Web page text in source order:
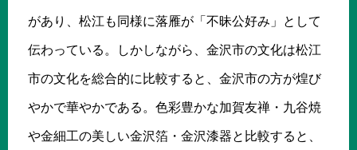
があり、松江も同様に落雁が「不昧公好み」として
伝わっている。しかしながら、金沢市の文化は松江
市の文化を総合的に比較すると、金沢市の方が煌び
やかで華やかである。色彩豊かな加賀友禅・九谷焼
や金細工の美しい金沢箔・金沢漆器と比較すると、